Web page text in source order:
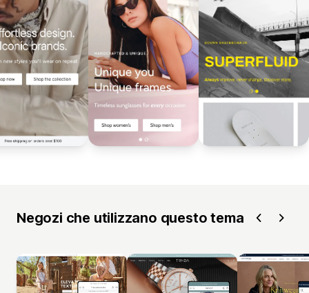
Negozi che utilizzano questo tema